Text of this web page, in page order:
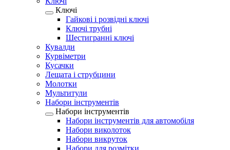
Ключі
Гайкові і розвідні ключі
Ключі трубні
Шестигранні ключі
Кувалди
Курвіметри
Кусачки
Лещата і струбцини
Молотки
Мультитули
Набори інструментів
Набори інструментів
Набори інструментів для автомобіля
Набори виколоток
Набори викруток
Набори для розмітки